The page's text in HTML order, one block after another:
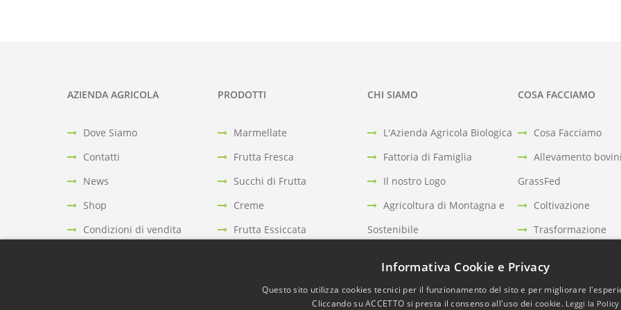
AZIENDA AGRICOLA
Dove Siamo
Contatti
News
Shop
Condizioni di vendita
PRODOTTI
Marmellate
Frutta Fresca
Succhi di Frutta
Creme
Frutta Essiccata
Succhi di frutta concentrati
CHI SIAMO
L'Azienda Agricola Biologica
Fattoria di Famiglia
Il nostro Logo
Agricoltura di Montagna e
Sostenibile
COSA FACCIAMO
Cosa Facciamo
Allevamento bovini
GrassFed
Coltivazione
Trasformazione
Informativa Cookie e Privacy
Questo sito utilizza cookies tecnici per il funzionamento del sito e per migliorare
Cliccando su ACCETTO si presta il consenso all'uso dei cookie. Leggi la Policy